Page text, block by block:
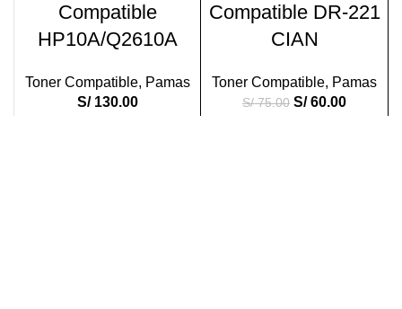
Compatible
HP10A/Q2610A
Toner Compatible, Pamas
S/130.00
Compatible DR-221
CIAN
Toner Compatible, Pamas
S/75.00 S/60.00